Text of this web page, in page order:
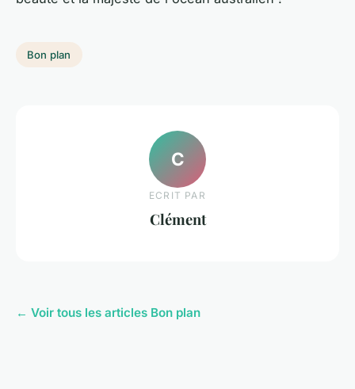
Bon plan
C
ECRIT PAR
Clément
← Voir tous les articles Bon plan